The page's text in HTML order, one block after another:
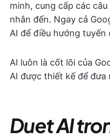
minh, cung cấp các
nhắn đến. Ngay cả
AI để điều hướng
AI luôn là cốt lõi của
AI được thiết kế để
Duet AI